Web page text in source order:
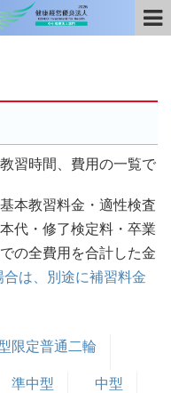
習時間、費用の一覧で
本教習料金・適性検査
代・修了検定料・卒業
の全費用を合計した金
は、別途に補習料金
限定普通二輪
準中型 中型